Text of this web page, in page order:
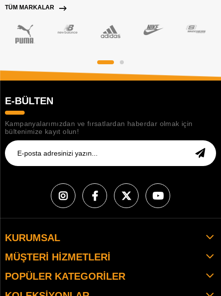
TÜM MARKALAR
E-BÜLTEN
Kampanyalarımızdan ve fırsatlardan haberdar olmak için
bültenimize kayıt olun!
KURUMSAL
MÜŞTERI HIZMETLERI
POPÜLER KATEGORILER